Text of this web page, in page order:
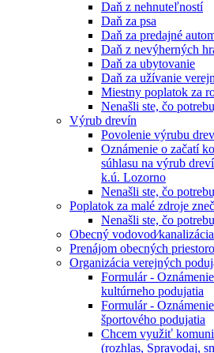
Daň z nehnuteľností
Daň za psa
Daň za predajné
Daň z nevýherných
Daň za ubytovanie
Daň za užívanie
Miestny poplatok za
Nenašli ste, čo
Výrub drevín
Povolenie výrubu
Oznámenie o začatí
súhlasu na výrub
k.ú. Lozorno
Nenašli ste, čo
Poplatok za malé zdroje
Nenašli ste, čo
Obecný vodovod⁄kanalizácia
Prenájom obecných
Organizácia verejných
Formulár -
kultúrneho podujatia
Formulár -
športového podujatia
Chcem využiť
(rozhlas, Spravodaj,